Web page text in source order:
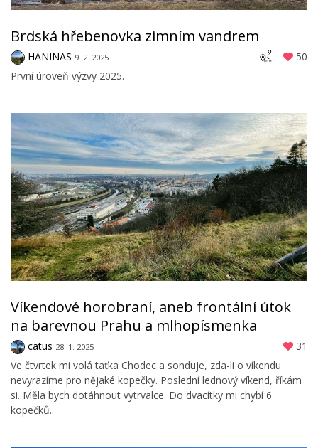
Brdská hřebenovka zimním vandrem
HANINAS 9. 2. 2025
50
První úroveň výzvy 2025.
Víkendové horobraní, aneb frontální útok
na barevnou Prahu a mlhopísmenka
catus 28. 1. 2025
31
Ve čtvrtek mi volá taťka Chodec a sonduje, zda-li o víkendu
nevyrazíme pro nějaké kopečky. Poslední lednový víkend, říkám
si. Měla bych dotáhnout vytrvalce. Do dvacítky mi chybí 6
kopečků..